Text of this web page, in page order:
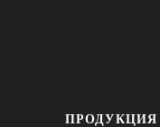
ПРОДУКЦИЯ